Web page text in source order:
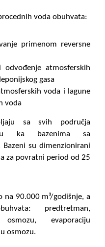
voda obuhvata:
primenom reversne
atmosferskih
gasa
voda i lagune
voda
sa svih područja
ka bazenima sa
su dimenzionirani
za povratni period od 25
na 90.000 m³/godišnje, a
predtretman,
evaporaciju
osmozu.